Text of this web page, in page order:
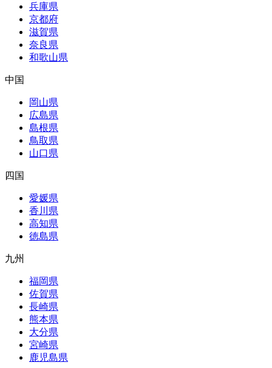
兵庫県
京都府
滋賀県
奈良県
和歌山県
中国
岡山県
広島県
島根県
鳥取県
山口県
四国
愛媛県
香川県
高知県
徳島県
九州
福岡県
佐賀県
長崎県
熊本県
大分県
宮崎県
鹿児島県